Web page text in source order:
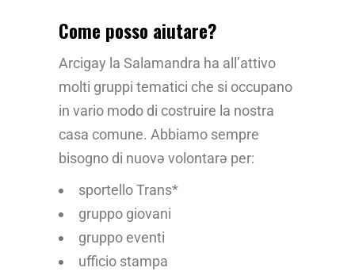
Come posso aiutare?
Arcigay la Salamandra ha all’attivo
molti gruppi tematici che si occupano
in vario modo di costruire la nostra
casa comune. Abbiamo sempre
bisogno di nuovə volontarə per:
sportello Trans*
gruppo giovani
gruppo eventi
ufficio stampa